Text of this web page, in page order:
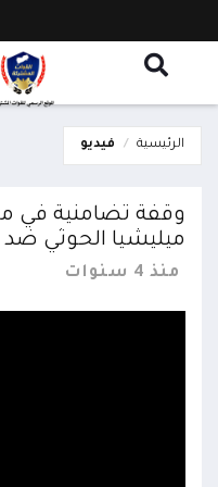
الرئيسية فيديو
وقفة تضامنية في
ميليشيا الحوثي ضد
منذ 4 سنوات